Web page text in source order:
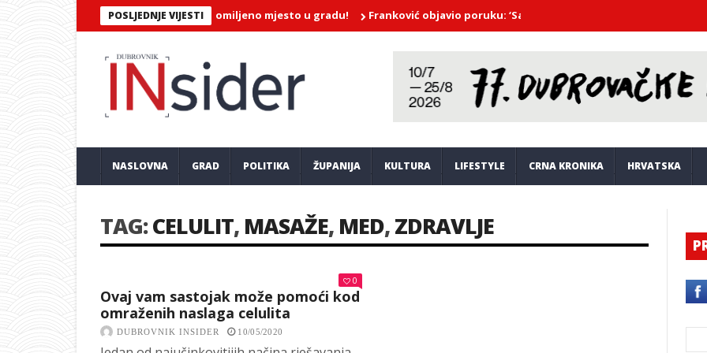
POSLJEDNJE VIJESTI
Zavirite u Ćevap’s Place – novo omiljeno mjesto u gradu! Franković objavio poruku: ‘Samo oni koji su se prodali vjeruju da se svi
NASLOVNA GRAD POLITIKA ŽUPANIJA KULTURA LIFESTYLE CRNA KRONIKA HRVATSKA
TAG:CELULIT, MASAŽE, MED,ZDRAVLJE
0
Ovaj vam sastojak može pomoći kod
omraženih naslaga celulita
DUBROVNIK INSIDER 10/05/2020